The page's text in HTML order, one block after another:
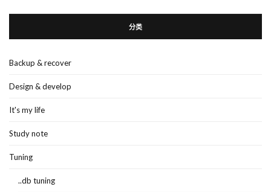
分类
Backup & recover
Design & develop
It's my life
Study note
Tuning
..db tuning